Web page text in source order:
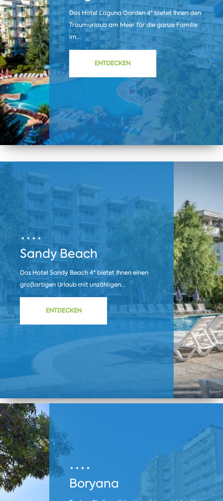
Das Hotel Laguna Garden 4* bietet Ihnen den
Traumurlaub am Meer für die ganze Familie
im...
ENTDECKEN
Sandy Beach
Das Hotel Sandy Beach 4* bietet Ihnen einen
großartigen Urlaub mit unzähligen...
ENTDECKEN
Boryana